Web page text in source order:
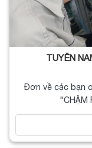
TUYỂN
Đơn về các bạn
"CHẬM